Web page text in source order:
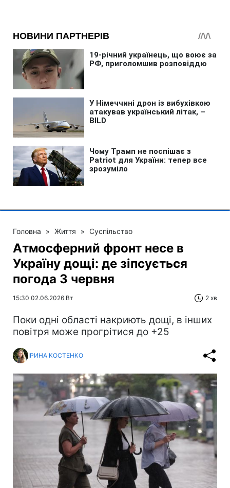
Головна » Життя » Суспільство
Атмосферний фронт несе в
Україну дощі: де зіпсується
погода 3 червня
15:30 02.06.2026 Вт 2 хв
Поки одні області накриють дощі, в інших
повітря може прогрітися до +25
ІРИНА КОСТЕНКО